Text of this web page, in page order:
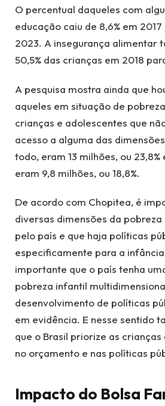
O percentual daqueles com
educação caiu de 8,6% em 2017
2023. A insegurança alimentar
50,5% das crianças em 2018
A pesquisa mostra ainda que
aqueles em situação de
crianças e adolescentes que
acesso a alguma das
todo, eram 13 milhões, ou 23,8%
eram 9,8 milhões, ou 18,8%.
De acordo com Chopitea, é
diversas dimensões da
pelo país e que haja políticas
especificamente para a
importante que o país tenha
pobreza infantil
desenvolvimento de políticas
em evidência. E nesse sentido
que o Brasil priorize as
no orçamento e nas políticas
Impacto do Bolsa